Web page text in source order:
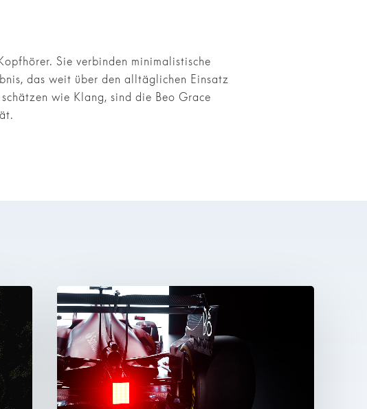
Sie verbinden minimalistische
das weit über den alltäglichen Einsatz
wie Klang, sind die Beo Grace